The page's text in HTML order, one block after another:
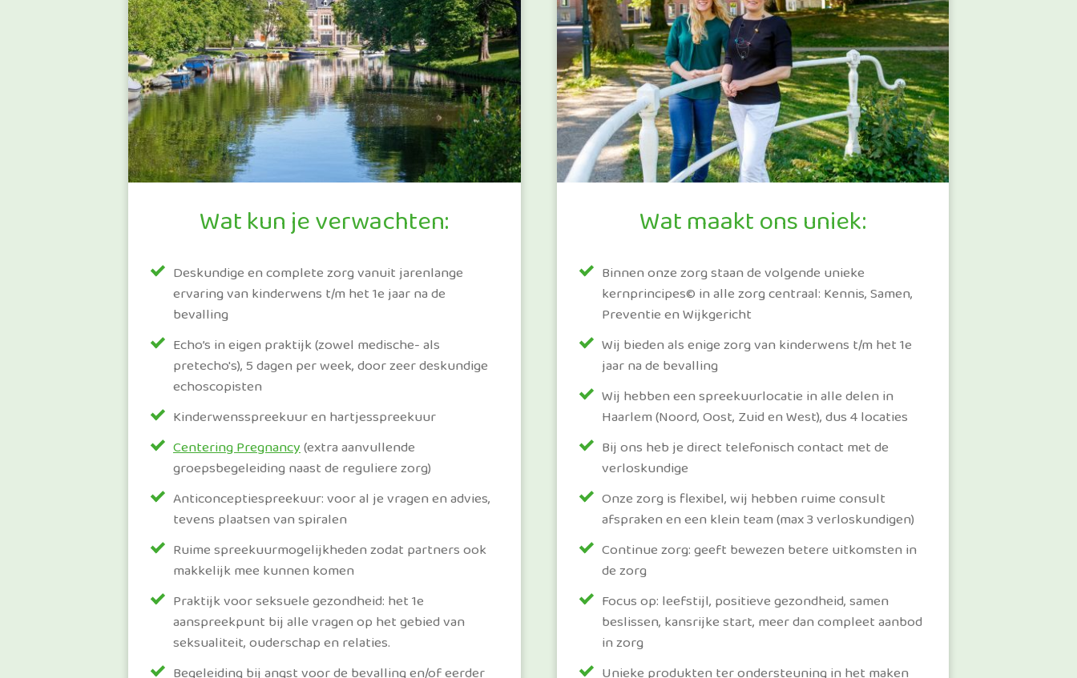
Wat kun je verwachten:
Deskundige en complete zorg vanuit jarenlange
ervaring van kinderwens t/m het 1e jaar na de
bevalling
Echo’s in eigen praktijk (zowel medische- als
pretecho's), 5 dagen per week, door zeer deskundige
echoscopisten
Kinderwensspreekuur en hartjesspreekuur
Centering Pregnancy(extra aanvullende
groepsbegeleiding naast de reguliere zorg)
Anticonceptiespreekuur: voor al je vragen en advies,
tevens plaatsen van spiralen
Ruime spreekuurmogelijkheden zodat partners ook
makkelijk mee kunnen komen
Praktijk voor seksuele gezondheid: het 1e
aanspreekpunt bij alle vragen op het gebied van
seksualiteit, ouderschap en relaties.
Begeleiding bij angst voor de bevalling en/of eerder
Wat maakt ons uniek:
Binnen onze zorg staan de volgende unieke
kernprincipes© in alle zorg centraal: Kennis, Samen,
Preventie en Wijkgericht
Wij bieden als enige zorg van kinderwens t/m het 1e
jaar na de bevalling
Wij hebben een spreekuurlocatie in alle delen in
Haarlem (Noord, Oost, Zuid en West), dus 4 locaties
Bij ons heb je direct telefonisch contact met de
verloskundige
Onze zorg is flexibel, wij hebben ruime consult
afspraken en een klein team (max 3 verloskundigen)
Continue zorg: geeft bewezen betere uitkomsten in
de zorg
Focus op: leefstijl, positieve gezondheid, samen
beslissen, kansrijke start, meer dan compleet aanbod
in zorg
Unieke produkten ter ondersteuning in het maken